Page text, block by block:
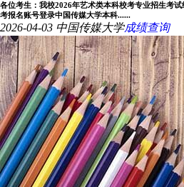
各位考生：我校2026年艺术类本科校考专业招生考
考报名账号登录中国传媒大学本科......
2026-04-03 中国传媒大学成绩查询